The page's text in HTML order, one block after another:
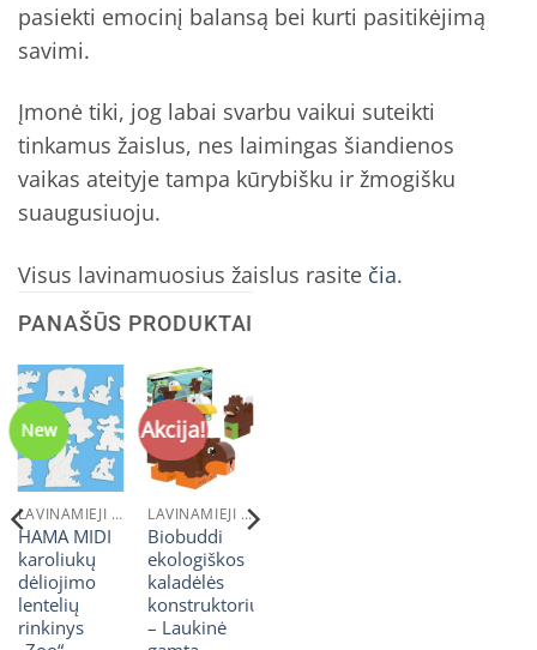
pasiekti emocinį balansą bei kurti pasitikėjimą
savimi.
Įmonė tiki, jog labai svarbu vaikui suteikti
tinkamus žaislus, nes laimingas šiandienos
vaikas ateityje tampa kūrybišku ir žmogišku
suaugusiuoju.
Visus lavinamuosius žaislus rasite čia.
PANAŠŪS PRODUKTAI
New
LAVINAMIEJI ŽAISLAI
HAMA MIDI
karoliukų
dėliojimo
lentelių
rinkinys
Akcija!
LAVINAMIEJI ŽAISLAI
Biobuddi
ekologiškos
kaladėlės
konstruktorius
– Laukinė